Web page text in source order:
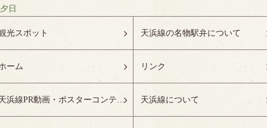
夕日
光スポット 天浜線の名物駅弁について
ーム リンク
天浜線PR動画・ポスターコンテスト受賞作品特設ページ 天浜線について